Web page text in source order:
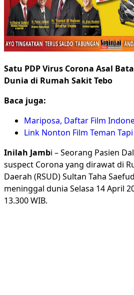
Media Partner
Cari untuk:
Satu PDP Virus Corona Asal
Dunia di Rumah Sakit Tebo
Baca juga:
Mariposa, Daftar Film
Link Nonton Film Teman
Inilah Jambi – Seorang Pasien
suspect Corona yang dirawat di
Daerah (RSUD) Sultan Taha
meninggal dunia Selasa 14 April
13.300 WIB.